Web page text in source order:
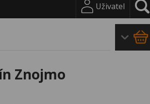
Uživatel
Znojmo